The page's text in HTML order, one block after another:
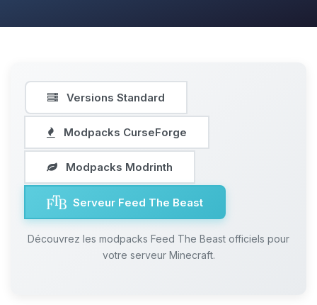
Versions Standard
Modpacks CurseForge
Modpacks Modrinth
Serveur Feed The Beast
Découvrez les modpacks Feed The Beast officiels pour
votre serveur Minecraft.